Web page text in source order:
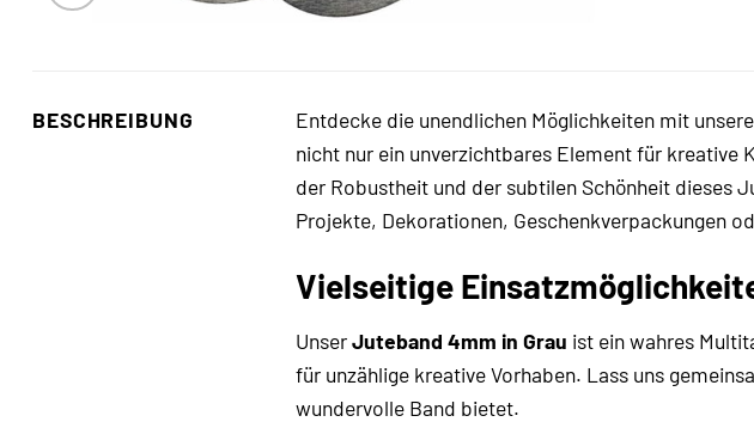
BESCHREIBUNG Entdecke die unendlichen Möglichkeiten mit
nicht nur ein unverzichtbares Element für kreative
der Robustheit und der subtilen Schönheit dieses
Projekte, Dekorationen, Geschenkverpackungen
Vielseitige
UnserJuteband 4mm in Grau ist ein wahres
für unzählige kreative Vorhaben. Lass uns
wundervolle Band bietet.